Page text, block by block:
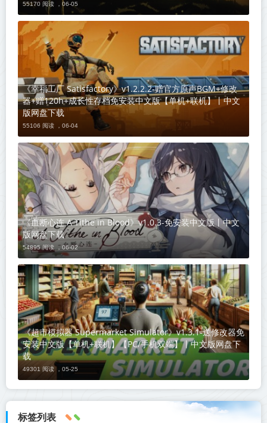
55170 阅读 ， 06-05
《幸福工厂 Satisfactory》v1.2.2.2-赠官方原声BGM+修改
器+赠120h+成长性存档免安装中文版【单机+联机】丨中文
版网盘下载
55106 阅读 ， 06-04
《血断心连 A Tithe in Blood》v1.0.3-免安装中文版丨中文
版网盘下载
54895 阅读 ， 06-02
《超市模拟器 Supermarket Simulator》v1.3.1-送修改器免
安装中文版【单机+联机】【PC/手机双端】丨中文版网盘下
载
49301 阅读 ， 05-25
标签列表